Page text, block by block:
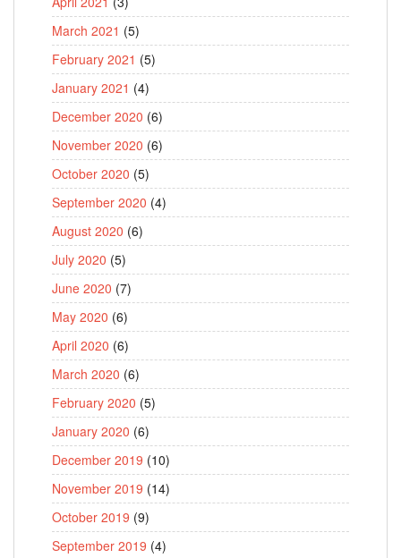
March 2021 (5)
February 2021 (5)
January 2021 (4)
December 2020 (6)
November 2020 (6)
October 2020 (5)
September 2020 (4)
August 2020 (6)
July 2020 (5)
June 2020 (7)
May 2020 (6)
April 2020 (6)
March 2020 (6)
February 2020 (5)
January 2020 (6)
December 2019 (10)
November 2019 (14)
October 2019 (9)
September 2019 (4)